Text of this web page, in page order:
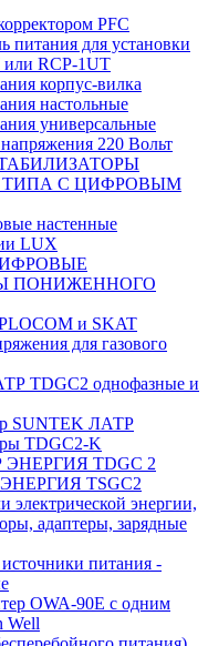
PFC
питания для установки
или RCP-1UT
корпус-вилка
настольные
универсальные
220 Вольт
ТИПА С ЦИФРОВЫМ
настенные
LUX
ПОНИЖЕННОГО
и SKAT
для газового
TDGC2 однофазные и
SUNTEK ЛАТР
TDGC2-K
ЭНЕРГИЯ TDGC 2
TSGC2
энергии,
адаптеры, зарядные
питания -
OWA-90E с одним
Well